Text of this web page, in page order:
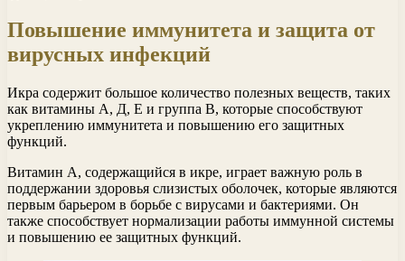
Повышение иммунитета и защита от
вирусных инфекций
Икра содержит большое количество полезных веществ, таких
как витамины А, Д, Е и группа В, которые способствуют
укреплению иммунитета и повышению его защитных
функций.
Витамин А, содержащийся в икре, играет важную роль в
поддержании здоровья слизистых оболочек, которые являются
первым барьером в борьбе с вирусами и бактериями. Он
также способствует нормализации работы иммунной системы
и повышению ее защитных функций.